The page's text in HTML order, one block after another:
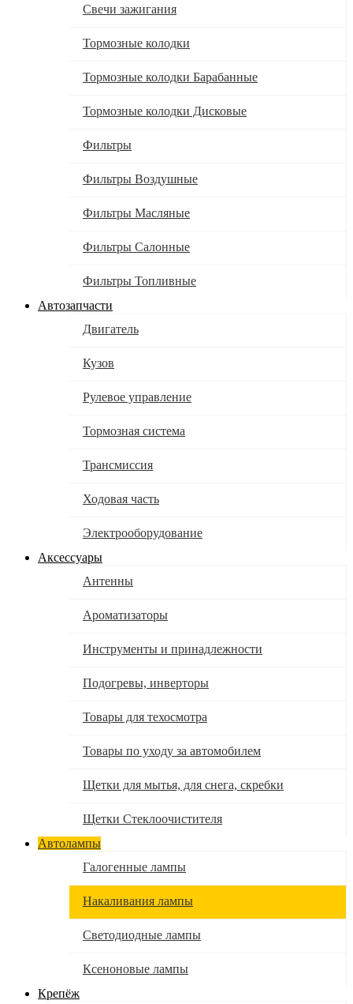
Свечи зажигания
Тормозные колодки
Тормозные колодки Барабанные
Тормозные колодки Дисковые
Фильтры
Фильтры Воздушные
Фильтры Масляные
Фильтры Салонные
Фильтры Топливные
Автозапчасти
Двигатель
Кузов
Рулевое управление
Тормозная система
Трансмиссия
Ходовая часть
Электрооборудование
Аксессуары
Антенны
Ароматизаторы
Инструменты и принадлежности
Подогревы, инверторы
Товары для техосмотра
Товары по уходу за автомобилем
Щетки для мытья, для снега, скребки
Щетки Стеклоочистителя
Автолампы
Галогенные лампы
Накаливания лампы
Светодиодные лампы
Ксеноновые лампы
Крепёж